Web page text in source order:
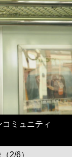
ミュニティ
2/6）